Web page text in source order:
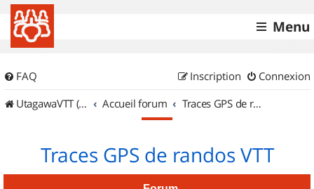
Menu
FAQ Connexion
Inscription
UtagawaVTT (Randos VTT et VTTAE avec traces GPS)
Accueil forum Traces GPS de randos VTT
Traces GPS de randos VTT